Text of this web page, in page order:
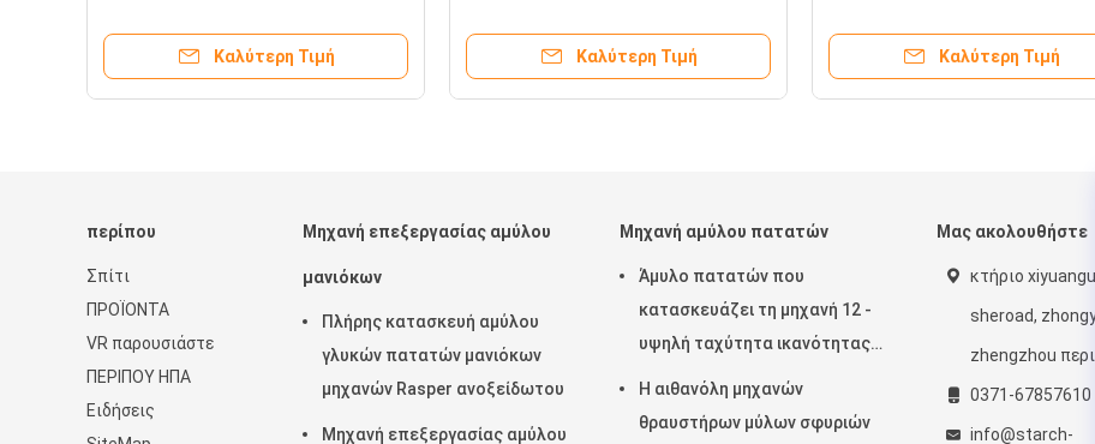
για βαθιά επεξεργασία άμυλου
Καλύτερη Τιμή
Βαθιά Επεξεργασία Αμύλου
Καλύτερη Τιμή
ταχύτητας για άμυλο
Καλύτερη Τιμή
περίπου
Σπίτι
ΠΡΟΪΟΝΤΑ
VR παρουσιάστε
ΠΕΡΙΠΟΥ ΗΠΑ
Ειδήσεις
Μηχανή επεξεργασίας αμύλου
μανιόκων
Πλήρης κατασκευή αμύλου
γλυκών πατατών μανιόκων
μηχανών Rasper ανοξείδωτου
Μηχανή επεξεργασίας αμύλου
Μηχανή αμύλου πατατών
Άμυλο πατατών που
κατασκευάζει τη μηχανή 12 -
υψηλή ταχύτητα ικανότητας
2100rpm 15t/Χ
Η αιθανόλη μηχανών
θραυστήρων μύλων σφυριών
Μας ακολουθήστε
κτήριο
sheroad,
zhengzhou
0371-67857610
info@starch-